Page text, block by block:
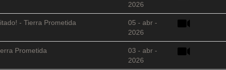
2026
- Tierra Prometida
05 - abr -
2026
Prometida
03 - abr -
2026